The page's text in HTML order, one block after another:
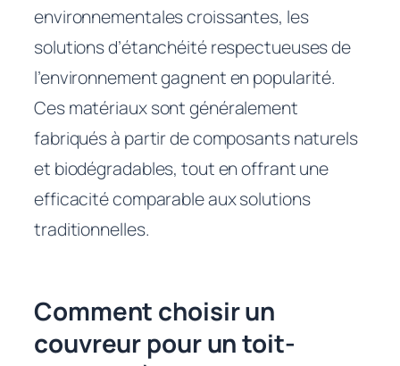
environnementales croissantes, les
solutions d’étanchéité respectueuses de
l’environnement gagnent en popularité.
Ces matériaux sont généralement
fabriqués à partir de composants naturels
et biodégradables, tout en offrant une
efficacité comparable aux solutions
traditionnelles.
Comment choisir un
couvreur pour un toit-